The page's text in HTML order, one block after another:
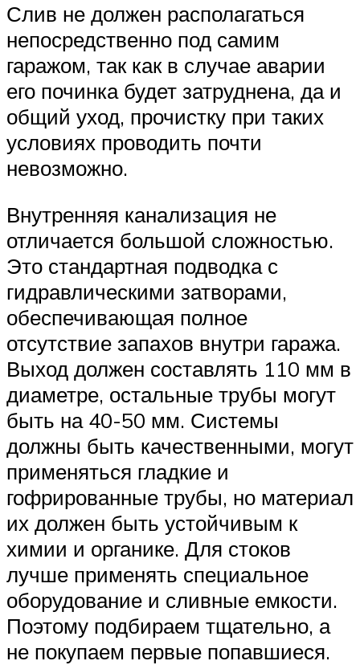
Слив не должен располагаться
непосредственно под самим
гаражом, так как в случае аварии
его починка будет затруднена, да и
общий уход, прочистку при таких
условиях проводить почти
невозможно.
Внутренняя канализация не
отличается большой сложностью.
Это стандартная подводка с
гидравлическими затворами,
обеспечивающая полное
отсутствие запахов внутри гаража.
Выход должен составлять 110 мм в
диаметре, остальные трубы могут
быть на 40-50 мм. Системы
должны быть качественными, могут
применяться гладкие и
гофрированные трубы, но материал
их должен быть устойчивым к
химии и органике. Для стоков
лучше применять специальное
оборудование и сливные емкости.
Поэтому подбираем тщательно, а
не покупаем первые попавшиеся.